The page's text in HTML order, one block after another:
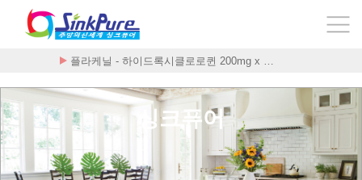
플라케닐 - 하이드록시클로로퀸 200mg x …
싱크퓨어